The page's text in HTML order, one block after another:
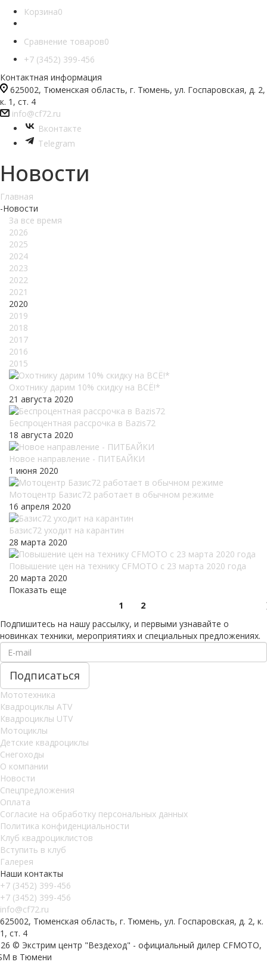
Корзина0
Сравнение товаров0
+7 (3452) 399-456
Контактная информация
625002, Тюменская область, г. Тюмень, ул. Госпаровская, д. 2,
к. 1, ст. 4
info@cf72.ru
Вконтакте
Telegram
Новости
Главная
-Новости
За все время
2026
2025
2024
2023
2022
2021
2020
2019
2018
2017
2016
2015
Охотнику дарим 10% скидку на ВСЁ!*
21 августа 2020
Беспроцентная рассрочка в Bazis72
18 августа 2020
Новое направление - ПИТБАЙКИ
1 июня 2020
Мотоцентр Базис72 работает в обычном режиме
16 апреля 2020
Базис72 уходит на карантин
28 марта 2020
Повышение цен на технику CFMOTO c 23 марта 2020 года
20 марта 2020
Показать еще
1
2
Подпишитесь на нашу рассылку, и первыми узнавайте о
новинках техники, мероприятиях и специальных предложениях.
Мототехника
Квадроциклы ATV
Квадроциклы UTV
Мотоциклы
Детские квадроциклы
Снегоходы
О компании
Новости
Спецпредложения
Оплата
Согласие на обработку персональных данных
Политика конфиденциальности
Клуб квадроциклистов
Вступить в клуб
Галерея
Наши контакты
+7 (3452) 399-456
+7 (3452) 399-456
info@cf72.ru
625002, Тюменская область, г. Тюмень, ул. Госпаровская, д. 2, к.
1, ст. 4
© Экстрим центр "Вездеход" - официальный дилер CFMOTO,
в Тюмени